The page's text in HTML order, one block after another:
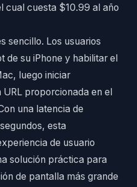
cual cuesta $10.99 al año
sencillo. Los usuarios
su iPhone y habilitar el
luego iniciar
proporcionada en el
una latencia de
esta
de usuario
solución práctica para
de pantalla más grande